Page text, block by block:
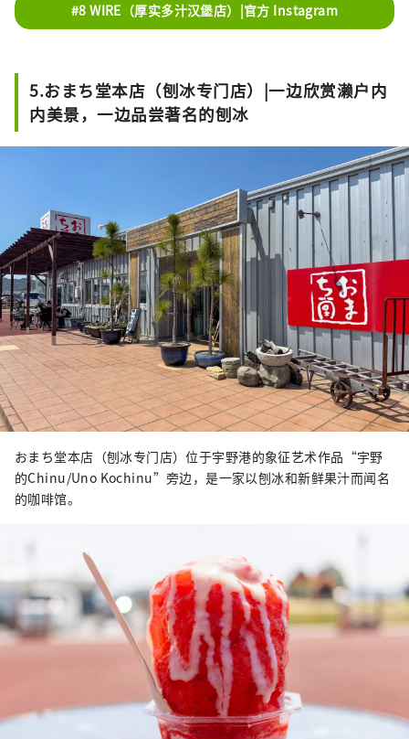
#8 WIRE（厚实多汁汉堡店）|官方 Instagram
5.おまち堂本店（刨冰专门店）|一边欣赏濑户内
内美景，一边品尝著名的刨冰
おまち堂本店（刨冰专门店）位于宇野港的象征艺术作品“宇野
的Chinu/Uno Kochinu”旁边，是一家以刨冰和新鲜果汁而闻名
的咖啡馆。